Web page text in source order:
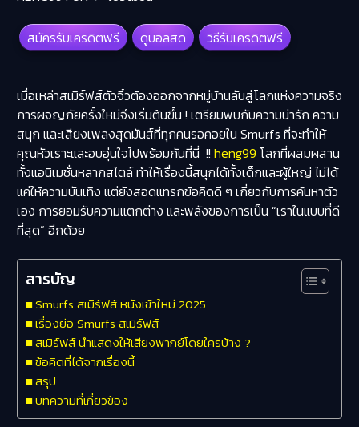
สมัครรับเครดิตฟรี ดูบอลสด วิธีรับเครดิตฟรี
เมื่อเหล่าสเมิร์ฟส์ตัวจิ๋วต้องออกจากหมู่บ้านลับสู่โลกแห่งความจริง
การผจญภัยครั้งใหม่จึงเริ่มต้นขึ้น ! เตรียมพบกับความน่ารัก ความ
สนุก และเสียงเพลงสุดมันส์ที่ทุกคนรอคอยใน Smurfs ที่จะทำให้
คุณหัวเราะและอบอุ่นใจไปพร้อมกันที่นี่ !! heng99 โลกที่ผสมผสาน
ทั้งแอนิเมชั่นหลากสไตล์ ทำให้เรื่องนี้สนุกได้ทั้งเด็กและผู้ใหญ่ ไม่ได้
แค่ให้ความบันเทิง แต่ยังสอดแทรกข้อคิดดี ๆ เกี่ยวกับการค้นหาตัว
เอง การยอมรับความแตกต่าง และพลังของการเป็น “เราในแบบที่ดี
ที่สุด” อีกด้วย
สารบัญ
Smurfs สเมิร์ฟส์ หนังเข้าใหม่ 2025
เรื่องย่อ Smurfs สเมิร์ฟส์
สเมิร์ฟส์ นำแสดงให้เสียงพากย์โดยใครบ้าง ?
ข้อคิดที่ได้จากเรื่องนี้
สรุป
บทความที่เกี่ยวข้อง